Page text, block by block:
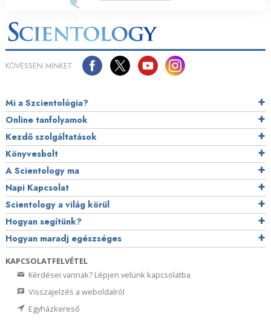
KÖVESSEN MINKET
Mi a Szcientológia?
Online tanfolyamok
Kezdő szolgáltatások
Könyvesbolt
A Scientology ma
Napi Kapcsolat
Scientology a világ körül
Hogyan segítünk?
Hogyan maradj egészséges
KAPCSOLATFELVÉTEL
Kérdései vannak? Lépjen velünk kapcsolatba
Visszajelzés a weboldalról
Egyházkereső